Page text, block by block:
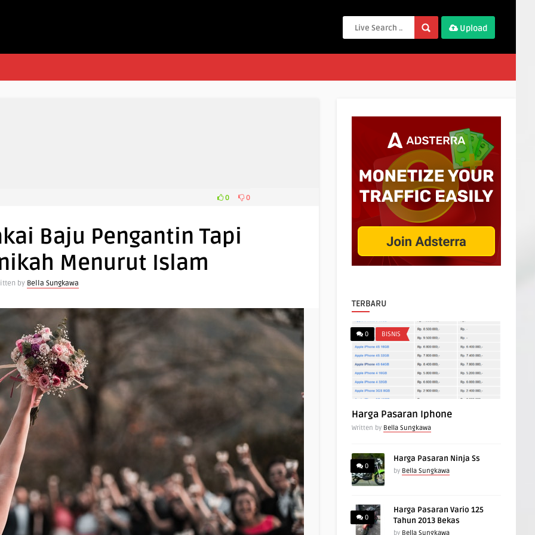
Upload
0 0
Baju Pengantin Tapi
Menurut Islam
by Bella Sungkawa
TERBARU
0 BISNIS
Harga Pasaran Iphone
Written by Bella Sungkawa
0
Harga Pasaran Ninja Ss
by Bella Sungkawa
0
Harga Pasaran Vario 125
Tahun 2013 Bekas
by Bella Sungkawa